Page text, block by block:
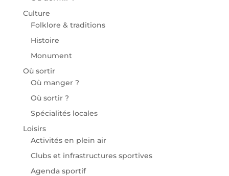
Culture
Folklore & traditions
Histoire
Monument
Où sortir
Où manger ?
Où sortir ?
Spécialités locales
Loisirs
Activités en plein air
Clubs et infrastructures sportives
Agenda sportif